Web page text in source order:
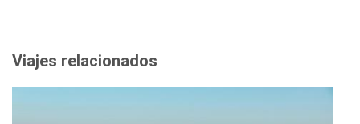
Viajes relacionados